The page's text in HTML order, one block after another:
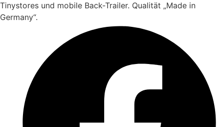
Tinystores und mobile Back-Trailer. Qualität „Made in
Germany“.